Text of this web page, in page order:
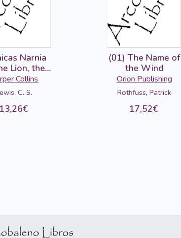
Narnia
Lion, the
and the
Collins
C. S.
13,26€
(01) The Name of
the Wind
Orion Publishing
Rothfuss, Patrick
17,52€